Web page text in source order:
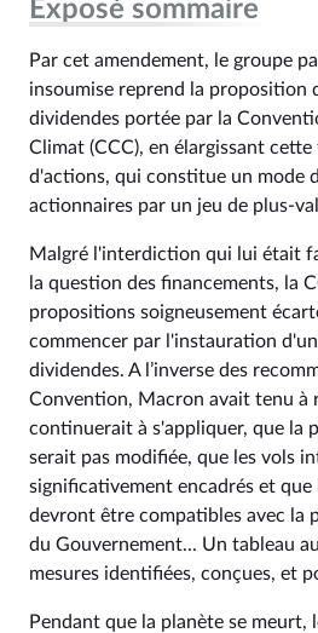
Exposé sommaire
Par cet amendement, le groupe
insoumise reprend la proposition
dividendes portée par la
Climat (CCC), en élargissant
d'actions, qui constitue un mode
actionnaires par un jeu de plus-
Malgré l'interdiction qui lui était
la question des financements, la
propositions soigneusement
commencer par l'instauration
dividendes. A l’inverse des
Convention, Macron avait tenu à
continuerait à s'appliquer, que la
serait pas modifiée, que les vols
significativement encadrés et que
devront être compatibles avec la
du Gouvernement... Un tableau
mesures identifiées, conçues, et
Pendant que la planète se meurt,